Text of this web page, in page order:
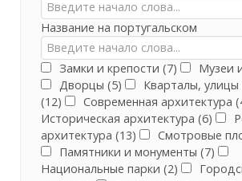
Название на португальском
Замки и крепости (7)
Музеи
Дворцы (5)
Кварталы,
(12)
Современная архитектура
Историческая архитектура (6)
архитектура (13)
Смотровые
Памятники и монументы (7)
Национальные парки (2)